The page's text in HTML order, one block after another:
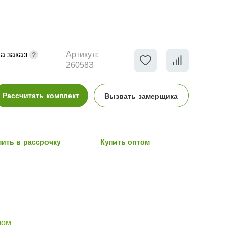
заказ
Артикул:
260583
Рассчитать комплект Вызвать замерщика
в рассрочку Купить оптом